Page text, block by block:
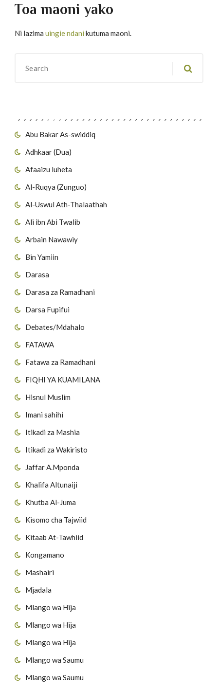
Abu Bakar As-swiddiq
Adhkaar (Dua)
Afaaizu luheta
Al-Ruqya (Zunguo)
Al-Uswul Ath-Thalaathah
Ali ibn Abi Twalib
Arbain Nawawiy
Bin Yamiin
Darasa
Darasa za Ramadhani
Darsa Fupifui
Debates/Mdahalo
FATAWA
Fatawa za Ramadhani
FIQHI YA KUAMILANA
Hisnul Muslim
Imani sahihi
Itikadi za Mashia
Itikadi za Wakiristo
Jaffar A.Mponda
Khalifa Altunaiji
Khutba Al-Juma
Kisomo cha Tajwiid
Kitaab At-Tawhiid
Kongamano
Mashairi
Mjadala
Mlango wa Hija
Mlango wa Hija
Mlango wa Hija
Mlango wa Saumu
Mlango wa Saumu
Toa maoni yako
Ni lazima uingie ndani kutuma maoni.